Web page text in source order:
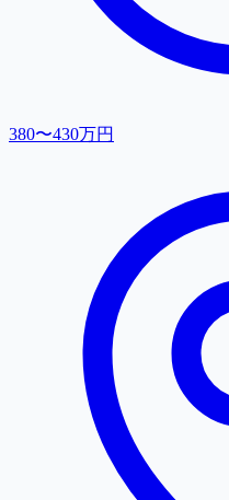
380〜430万円